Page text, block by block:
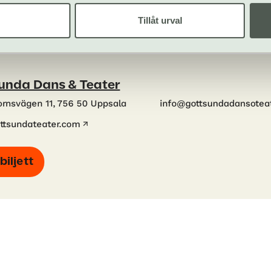
Tillåt urval
Dans & Teater
11, 756 50 Uppsala
biljett